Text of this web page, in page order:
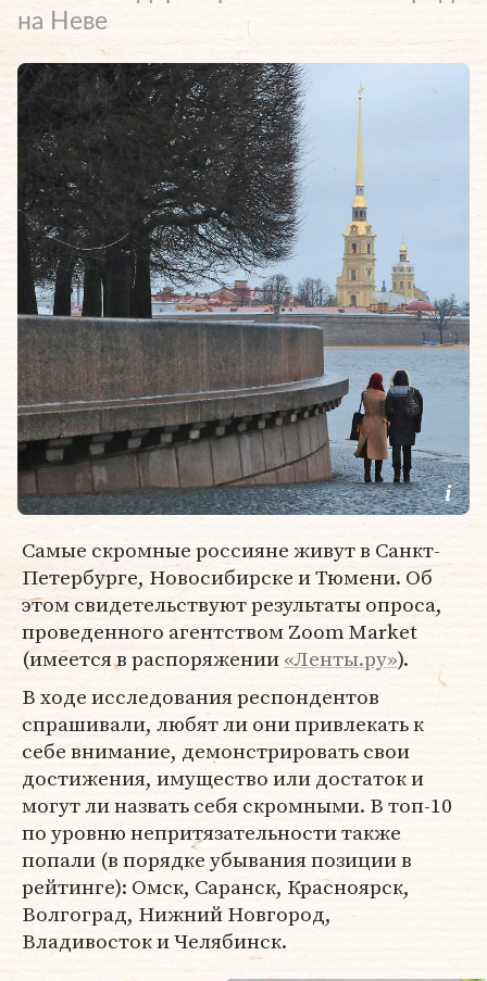
на Неве
Самые скромные россияне живут в Санкт-
Петербурге, Новосибирске и Тюмени. Об
этом свидетельствуют результаты опроса,
проведенного агентством Zoom Market
(имеется в распоряжении«Ленты.ру»).
В ходе исследования респондентов
спрашивали, любят ли они привлекать к
себе внимание, демонстрировать свои
достижения, имущество или достаток и
могут ли назвать себя скромными. В топ-10
по уровню непритязательности также
попали (в порядке убывания позиции в
рейтинге): Омск, Саранск, Красноярск,
Волгоград, Нижний Новгород,
Владивосток и Челябинск.